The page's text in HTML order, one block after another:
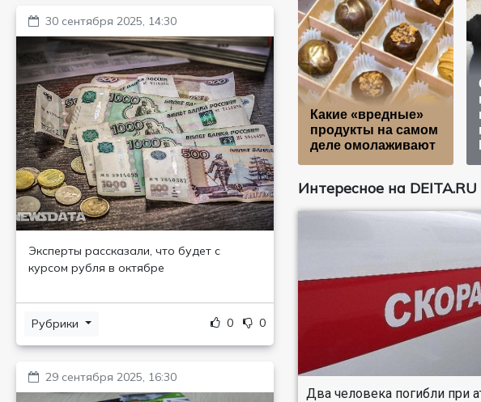
30 сентября 2025, 14:30
Эксперты рассказали, что будет с
курсом рубля в октябре
Рубрики 0 0
29 сентября 2025, 16:30
Какие «вредные»
продукты на самом
деле омолаживают
Интересное на DEITA.RU
Два человека погибли при